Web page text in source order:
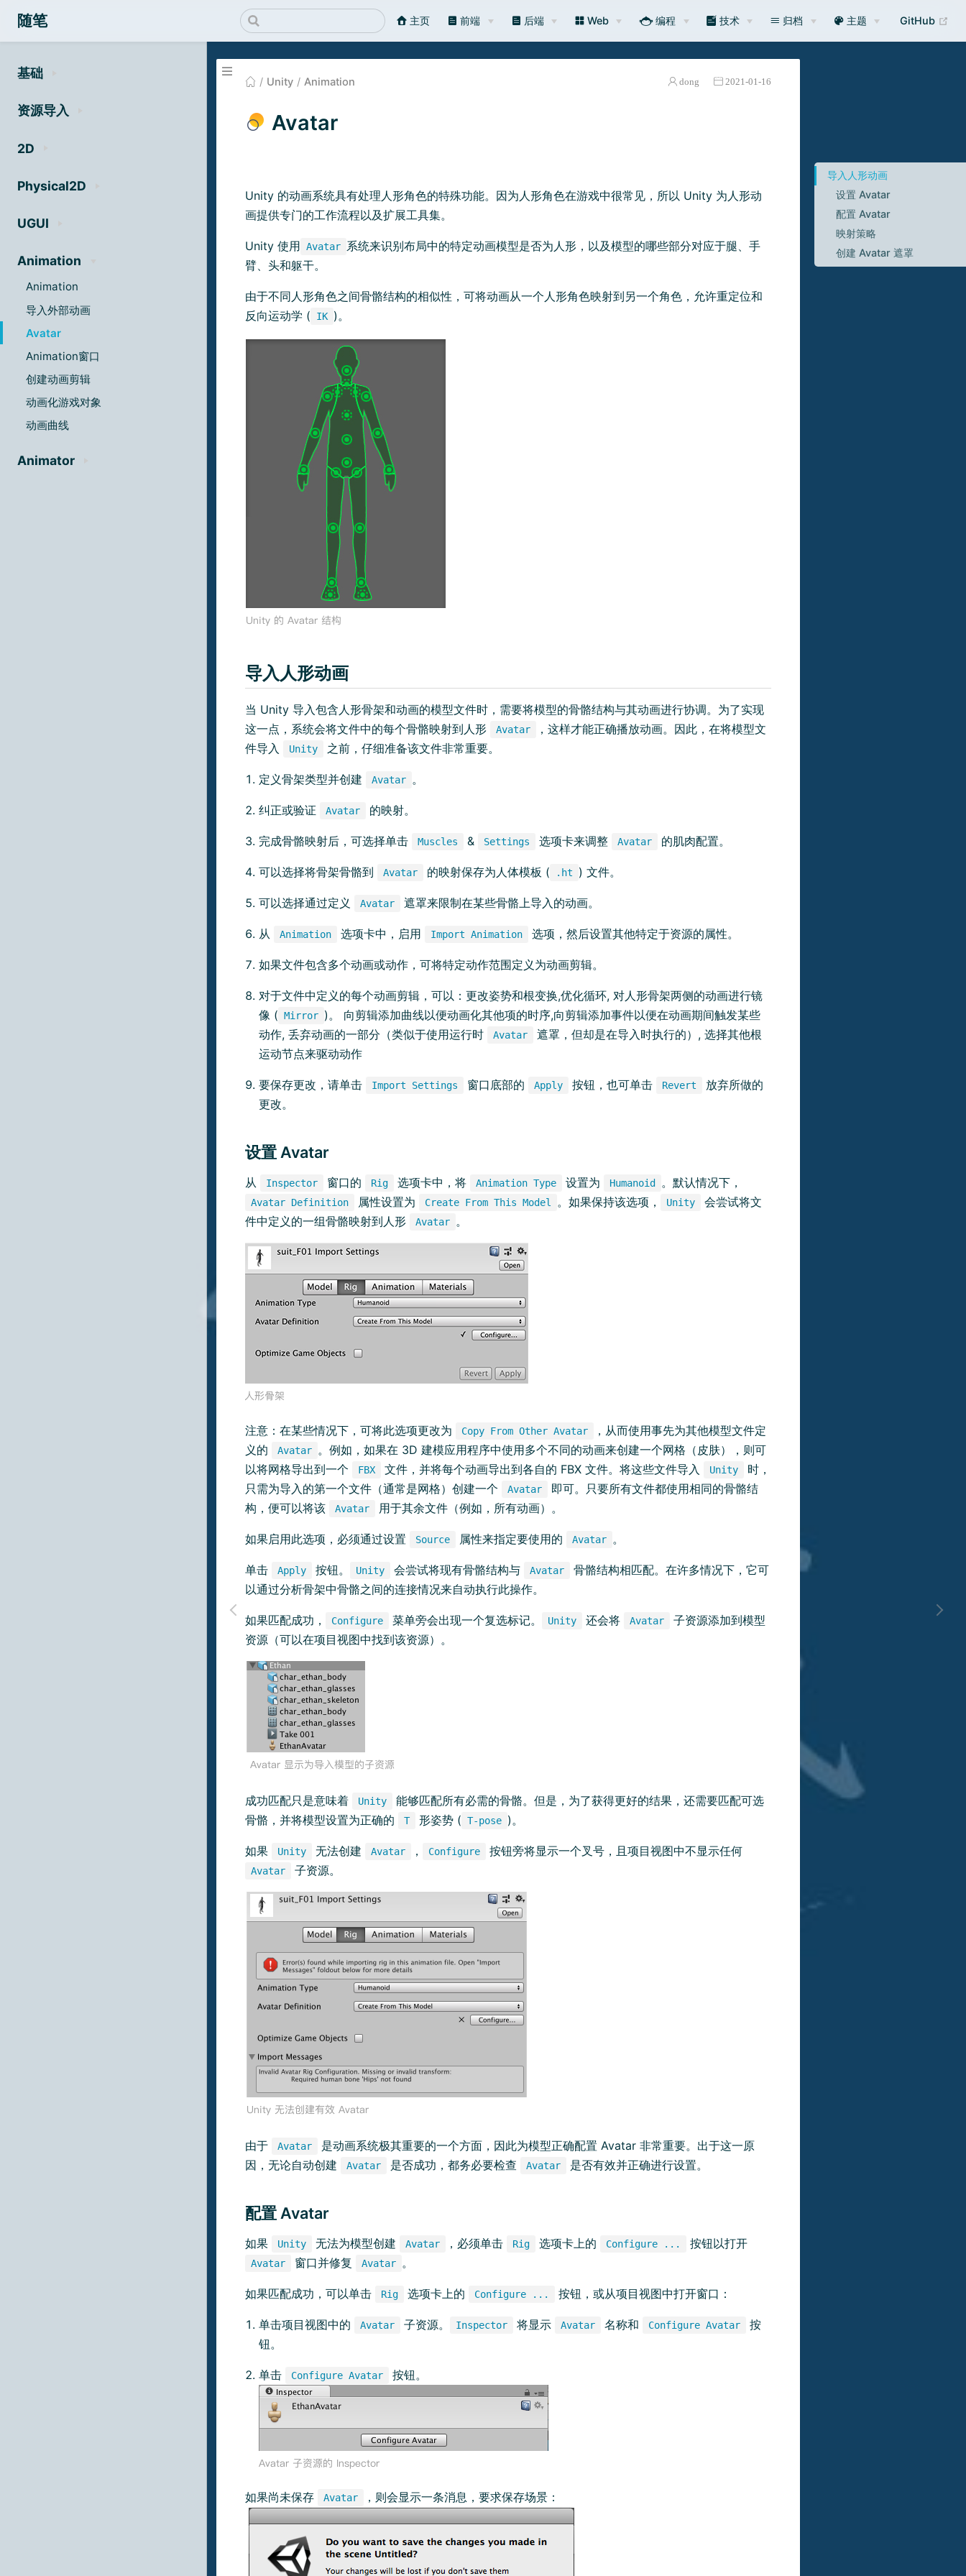
随笔 主页 前端 后端 Web 编程 技术 归档 主题 GitHub
基础
资源导入
2D
Physical2D
UGUI
Animation
Animation
导入外部动画
Avatar
Animation窗口
创建动画剪辑
动画化游戏对象
动画曲线
Animator
Unity Animation dong 2021-01-16
导入人形动画
设置 Avatar
配置 Avatar
映射策略
创建 Avatar 遮罩
Avatar
Unity 的动画系统具有处理人形角色的特殊功能。因为人形角色在游戏中很常见，所以 Unity 为人形动
画提供专门的工作流程以及扩展工具集。
Unity 使用 Avatar 系统来识别布局中的特定动画模型是否为人形，以及模型的哪些部分对应于腿、手
臂、头和躯干。
由于不同人形角色之间骨骼结构的相似性，可将动画从一个人形角色映射到另一个角色，允许重定位和
反向运动学 (
IK )。
导入人形动画
当 Unity 导入包含人形骨架和动画的模型文件时，需要将模型的骨骼结构与其动画进行协调。为了实现
这一点，系统会将文件中的每个骨骼映射到人形
Avatar
，这样才能正确播放动画。因此，在将模型文
件导入
Unity 之前，仔细准备该文件非常重要。
定义骨架类型并创建 Avatar 。
纠正或验证 Avatar 的映射。
完成骨骼映射后，可选择单击 Muscles & Settings 选项卡来调整 Avatar 的肌肉配置。
可以选择将骨架骨骼到 Avatar 的映射保存为人体模板 ( .ht ) 文件。
可以选择通过定义 Avatar 遮罩来限制在某些骨骼上导入的动画。
从 Animation 选项卡中，启用 Import Animation 选项，然后设置其他特定于资源的属性。
如果文件包含多个动画或动作，可将特定动作范围定义为动画剪辑。
对于文件中定义的每个动画剪辑，可以：更改姿势和根变换,优化循环, 对人形骨架两侧的动画进行镜
像 ( Mirror )。 向剪辑添加曲线以便动画化其他项的时序,向剪辑添加事件以便在动画期间触发某些
动作, 丢弃动画的一部分（类似于使用运行时
Avatar
遮罩，但却是在导入时执行的）, 选择其他根
运动节点来驱动动作
要保存更改，请单击 Import Settings 窗口底部的 Apply 按钮，也可单击 Revert
放弃所做的
更改。
设置 Avatar
从 Inspector 窗口的 Rig 选项卡中，将 Animation Type 设置为 Humanoid 。默认情况下，
Avatar Definition 属性设置为 Create From This Model 。如果保持该选项， Unity
会尝试将文
件中定义的一组骨骼映射到人形
Avatar 。
注意：在某些情况下，可将此选项更改为 Copy From Other Avatar
，从而使用事先为其他模型文件定
义的
Avatar
。例如，如果在 3D 建模应用程序中使用多个不同的动画来创建一个网格（皮肤），则可
以将网格导出到一个
FBX 文件，并将每个动画导出到各自的 FBX 文件。将这些文件导入 Unity
时，
只需为导入的第一个文件（通常是网格）创建一个
Avatar
即可。只要所有文件都使用相同的骨骼结
构，便可以将该
Avatar 用于其余文件（例如，所有动画）。
如果启用此选项，必须通过设置 Source 属性来指定要使用的 Avatar 。
单击 Apply 按钮。 Unity 会尝试将现有骨骼结构与 Avatar
骨骼结构相匹配。在许多情况下，它可
以通过分析骨架中骨骼之间的连接情况来自动执行此操作。
如果匹配成功， Configure 菜单旁会出现一个复选标记。 Unity 还会将 Avatar
子资源添加到模型
资源（可以在项目视图中找到该资源）。
成功匹配只是意味着 Unity
能够匹配所有必需的骨骼。但是，为了获得更好的结果，还需要匹配可选
骨骼，并将模型设置为正确的
T 形姿势 ( T-pose )。
如果 Unity 无法创建 Avatar ， Configure 按钮旁将显示一个叉号，且项目视图中不显示任何
Avatar 子资源。
由于 Avatar
是动画系统极其重要的一个方面，因此为模型正确配置 Avatar 非常重要。出于这一原
因，无论自动创建
Avatar 是否成功，都务必要检查 Avatar 是否有效并正确进行设置。
配置 Avatar
如果 Unity 无法为模型创建 Avatar ，必须单击 Rig 选项卡上的 Configure ... 按钮以打开
Avatar 窗口并修复 Avatar 。
如果匹配成功，可以单击 Rig 选项卡上的 Configure ... 按钮，或从项目视图中打开窗口：
单击项目视图中的 Avatar 子资源。 Inspector 将显示 Avatar 名称和 Configure Avatar
按
钮。
单击 Configure Avatar 按钮。
如果尚未保存 Avatar ，则会显示一条消息，要求保存场景：